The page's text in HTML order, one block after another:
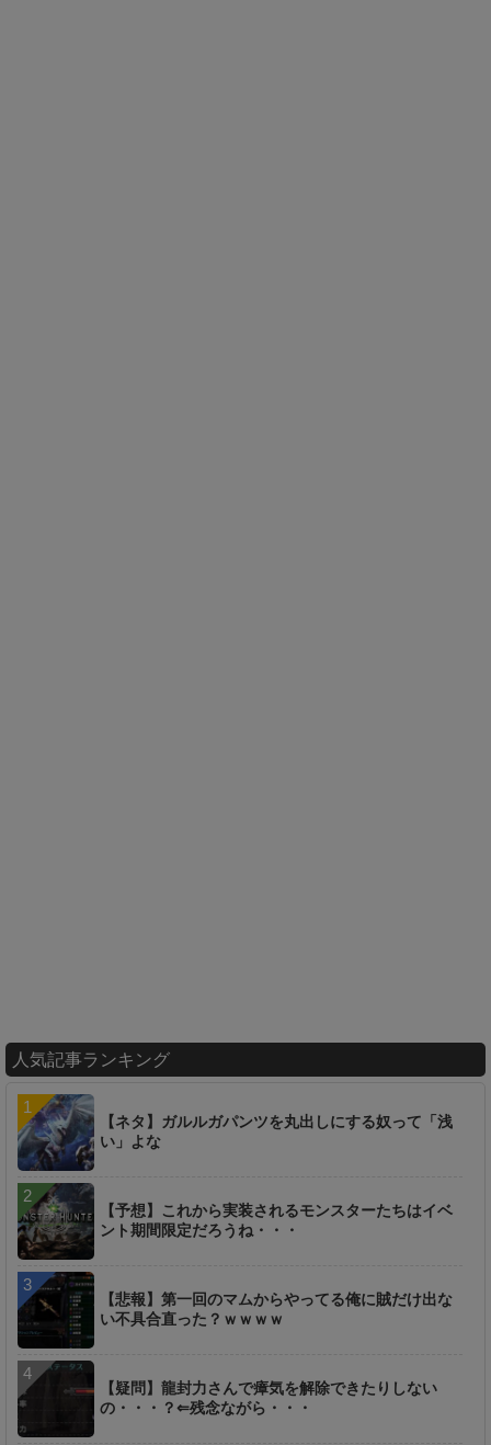
人気記事ランキング
【ネタ】ガルルガパンツを丸出しにする奴って「浅
い」よな
【予想】これから実装されるモンスターたちはイベ
ント期間限定だろうね・・・
【悲報】第一回のマムからやってる俺に賊だけ出な
い不具合直った？ｗｗｗｗ
【疑問】龍封力さんで瘴気を解除できたりしない
の・・・？⇐残念ながら・・・